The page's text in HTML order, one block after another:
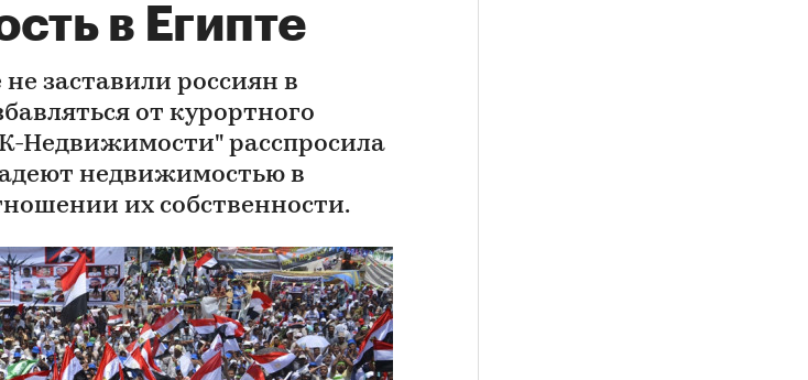
в Египте
заставили россиян в
от курортного
Недвижимости" расспросила
недвижимостью в
их собственности.